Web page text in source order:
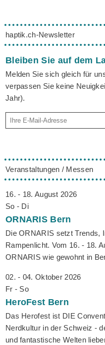
haptik.ch-Newsletter
Bleiben Sie auf dem
Melden Sie sich gleich für
verpassen Sie keine
Jahr).
Veranstaltungen / Messen
16. - 18. August 2026
So - Di
ORNARIS Bern
Die ORNARIS setzt Trends,
Rampenlicht. Vom 16. - 18.
ORNARIS wie gewohnt in
02. - 04. Oktober 2026
Fr - So
HeroFest Bern
Das Herofest ist DIE
Nerdkultur in der Schweiz -
und fantastische Welten